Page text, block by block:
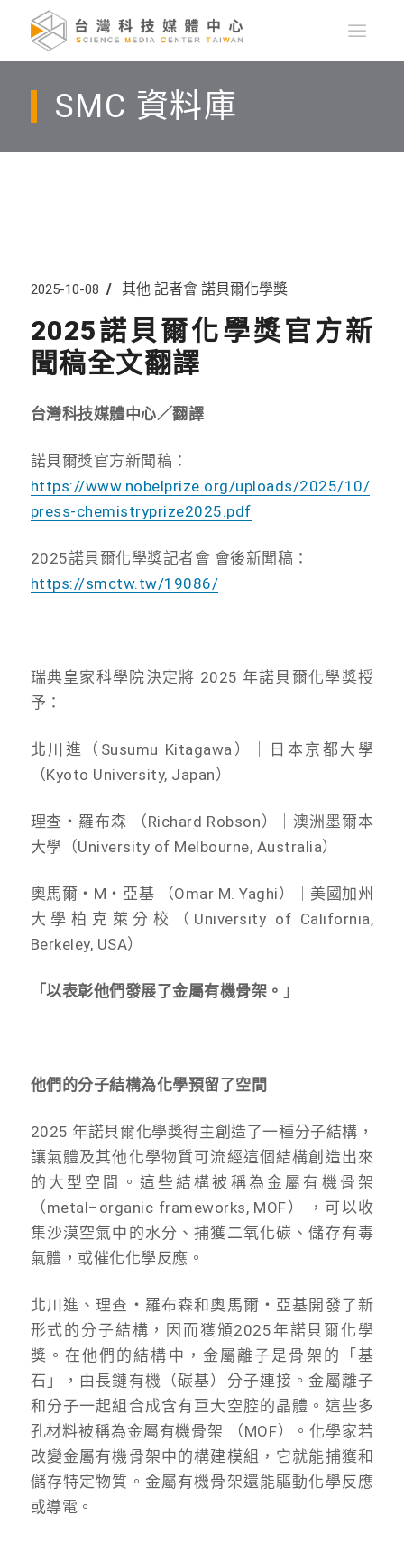
SMC 資料庫
2025-10-08 其他 記者會 諾貝爾化學獎
2025諾貝爾化學獎官方新
聞稿全文翻譯
台灣科技媒體中心／翻譯
諾貝爾獎官方新聞稿 ：
https://www.nobelprize.org/uploads/2025/10/
press-chemistryprize2025.pdf
2025諾貝爾化學獎記者會 會後新聞稿：
https://smctw.tw/19086/
瑞典皇家科學院決定將 2025 年諾貝爾化學獎授
予：
北川進（Susumu Kitagawa）｜
日本京都大學
（Kyoto University, Japan）
理查・羅布森 （Richard Robson）｜澳洲墨爾本
大學（University of Melbourne, Australia）
奧馬爾・M・亞基 （Omar M. Yaghi）｜美國加州
大學柏克萊分校（University of California,
Berkeley, USA）
「以表彰他們發展了金屬有機骨架。」
他們的分子結構為化學預留了空間
2025 年諾貝爾化學獎得主創造了一種分子結構，
讓氣體及其他化學物質可流經這個結構創造出來
的大型空間。這些結構被稱為金屬有機骨架
（metal–organic frameworks, MOF） ，可以收
集沙漠空氣中的水分、捕獲二氧化碳、儲存有毒
氣體，或催化化學反應。
北川進、理查・羅布森和奧馬爾・亞基開發了新
形式的分子結構，因而獲頒2025年諾貝爾化學
獎。在他們的結構中，金屬離子是骨架的「基
石」，由長鏈有機（碳基）分子連接。金屬離子
和分子一起組合成含有巨大空腔的晶體。這些多
孔材料被稱為金屬有機骨架 （MOF）。化學家若
改變金屬有機骨架中的構建模組，它就能捕獲和
儲存特定物質。金屬有機骨架還能驅動化學反應
或導電。